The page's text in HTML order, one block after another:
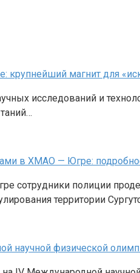
крупнейший магнит для
исследований и
в ХМАО — Югре:
сотрудники полиции
территории
научной физической